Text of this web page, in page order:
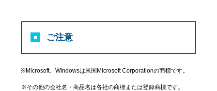
ご注意
※Microsoft、Windowsは米国Microsoft Corporationの商標です。
※その他の会社名・商品名は各社の商標または登録商標です。